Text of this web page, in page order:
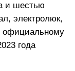
и шестью
электролюк,
официальному
года